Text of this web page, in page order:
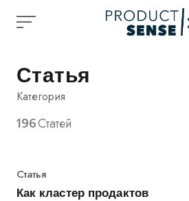
Статья
Категория
196Статей
Категория
Статья
Как кластер продактов